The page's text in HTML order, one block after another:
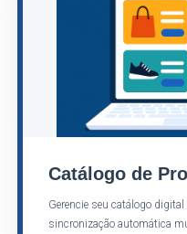
Catálogo de
Gerencie seu catálogo
sincronização automática